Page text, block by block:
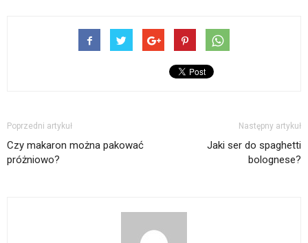
Poprzedni artykuł
Czy makaron można pakować
próżniowo?
Następny artykuł
Jaki ser do spaghetti
bolognese?